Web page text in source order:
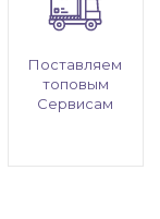
Поставляем
топовым
Сервисам